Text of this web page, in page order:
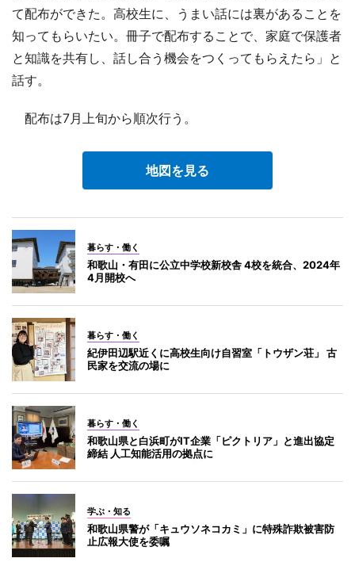
て配布ができた。高校生に、うまい話には裏があることを
知ってもらいたい。冊子で配布することで、家庭で保護者
と知識を共有し、話し合う機会をつくってもらえたら」と
話す。
配布は7月上旬から順次行う。
地図を見る
暮らす・働く
和歌山・有田に公立中学校新校舎 4校を統合、2024年
4月開校へ
暮らす・働く
紀伊田辺駅近くに高校生向け自習室「トウザン荘」 古
民家を交流の場に
暮らす・働く
和歌山県と白浜町がIT企業「ピクトリア」と進出協定
締結 人工知能活用の拠点に
学ぶ・知る
和歌山県警が「キュウソネコカミ」に特殊詐欺被害防
止広報大使を委嘱